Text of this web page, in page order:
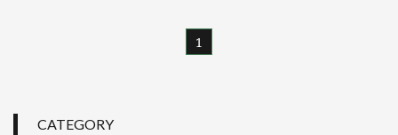
1
CATEGORY